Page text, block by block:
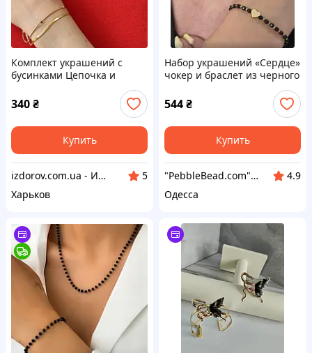
Комплект украшений с
бусинками Цепочка и
медицинского золота
Гипоаллергенные
украшения
340₴
Купить
izdorov.com.ua - Интернет-магазин витаминов и биодобавок
5
Харьков
Набор украшений «Сердце»
чокер и браслет из черного
гематита, размеры
регулируются, ida94382
544₴
Купить
"PebbleBead.com" - Бижутерия, натуральные камни, фурнитура
4.9
Одесса